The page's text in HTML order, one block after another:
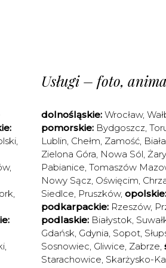
,
,
,
,
Usługi – foto,
dolnośląskie: Wrocław,
pomorskie: Bydgoszcz,
Lublin, Chełm, Zamość,
Zielona Góra, Nowa Sól, Żary
Pabianice, Tomaszów
Nowy Sącz, Oświęcim,
Siedlce, Pruszków, opolskie:
podkarpackie: Rzeszów,
podlaskie: Białystok,
Gdańsk, Gdynia, Sopot,
Sosnowiec, Gliwice, Zabrze,
Starachowice, Skarżysko-